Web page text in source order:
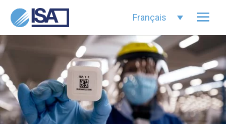
Français